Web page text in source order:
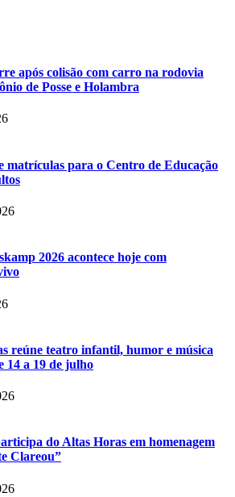
após colisão com carro na rodovia
de Posse e Holambra
matrículas para o Centro de Educação
2026 acontece hoje com
reúne teatro infantil, humor e música
14 a 19 de julho
do Altas Horas em homenagem
Clareou”